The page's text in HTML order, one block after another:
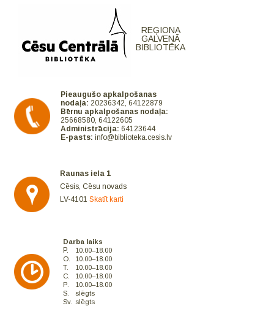
REĢIONA
GALVENĀ
BIBLIOTĒKA
Pieaugušo apkalpošanas
nodaļa: 20236342, 64122879
Bērnu apkalpošanas nodaļa:
25668580, 64122605
Administrācija: 64123644
E-pasts: info@biblioteka.cesis.lv
Raunas iela 1
Cēsis, Cēsu novads
LV-4101Skatīt karti
Darba laiks
P.
10.00–18.00
O.
10.00–18.00
T.
10.00–18.00
C.
10.00–18.00
P.
10.00–18.00
S.
slēgts
Sv.
slēgts